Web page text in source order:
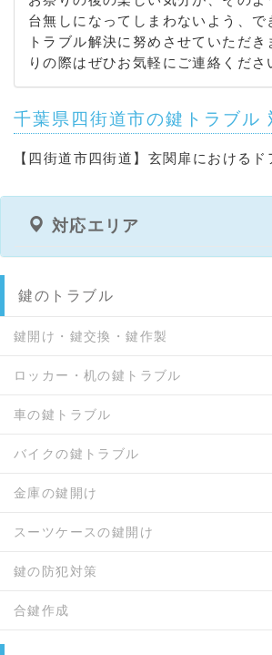
台無しになってしまわないよう、で
トラブル解決に努めさせていただき
りの際はぜひお気軽にご連絡くださ
千葉県四街道市の鍵トラブル
【四街道市四街道】玄関扉における
対応エリア
鍵のトラブル
鍵開け・鍵交換・鍵作製
ロッカー・机の鍵トラブル
車の鍵トラブル
バイクの鍵トラブル
金庫の鍵開け
スーツケースの鍵開け
鍵の防犯対策
合鍵作成